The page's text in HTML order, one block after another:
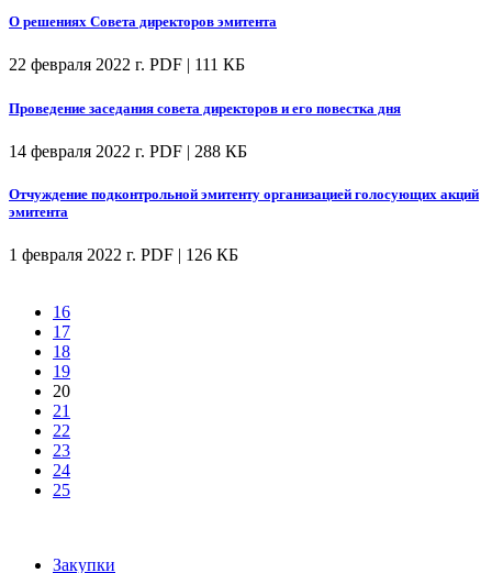
О решениях Совета директоров эмитента
22 февраля 2022 г. PDF | 111 КБ
Проведение заседания совета директоров и его повестка дня
14 февраля 2022 г. PDF | 288 КБ
Отчуждение подконтрольной эмитенту организацией голосующих акций
эмитента
1 февраля 2022 г. PDF | 126 КБ
16
17
18
19
20
21
22
23
24
25
Закупки